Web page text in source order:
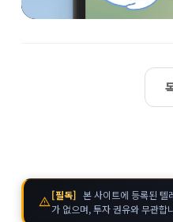
warning[필독] 본 사이트에 등록된 텔
가 없으며, 투자 권유와 무관합